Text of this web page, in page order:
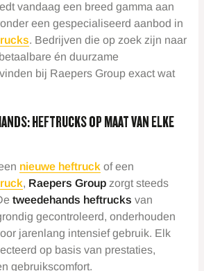
vandaag een breed gamma aan
een gespecialiseerd aanbod in
. Bedrijven die op zoek zijn naar
én duurzame
bij Raepers Group exact wat
HEFTRUCKS OP MAAT VAN ELKE
nieuwe heftruck of een
, Raepers Group zorgt steeds
tweedehands heftrucks van
gecontroleerd, onderhouden
jarenlang intensief gebruik. Elk
op basis van prestaties,
gebruikscomfort.